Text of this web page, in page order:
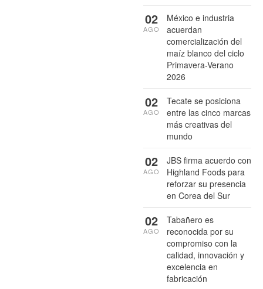
México e industria
acuerdan
comercialización del
maíz blanco del ciclo
Primavera-Verano
2026
02
AGO
Tecate se posiciona
entre las cinco marcas
más creativas del
mundo
02
AGO
JBS firma acuerdo con
Highland Foods para
reforzar su presencia
en Corea del Sur
02
AGO
Tabañero es
reconocida por su
compromiso con la
calidad, innovación y
excelencia en
fabricación
02
AGO